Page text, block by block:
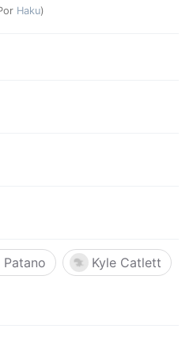
Haku)
Patano Kyle Catlett